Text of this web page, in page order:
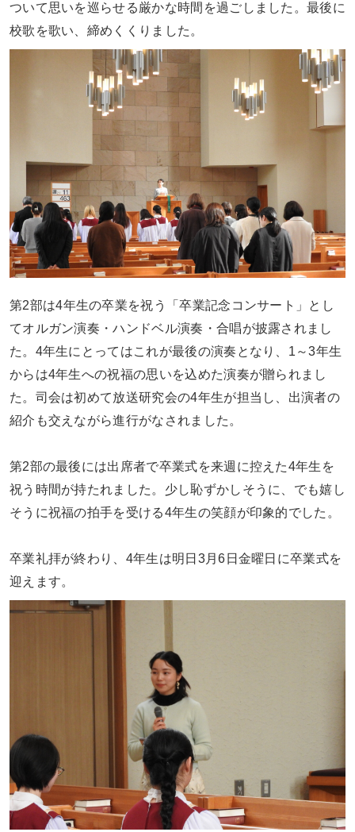
ついて思いを巡らせる厳かな時間を過ごしました。最後に
校歌を歌い、締めくくりました。
第2部は4年生の卒業を祝う「卒業記念コンサート」とし
てオルガン演奏・ハンドベル演奏・合唱が披露されまし
た。 4年生にとってはこれが最後の演奏となり、 1～3年生
からは4年生への祝福の思いを込めた演奏が贈られまし
た。司会は初めて放送研究会の4年生が担当し、出演者の
紹介も交えながら進行がなされました。
第2部の最後には出席者で卒業式を来週に控えた4年生を
祝う時間が持たれました。少し恥ずかしそうに、でも嬉し
そうに祝福の拍手を受ける4年生の笑顔が印象的でした。
卒業礼拝が終わり、 4年生は明日 3月6 日金曜日に卒業式を
迎えます。